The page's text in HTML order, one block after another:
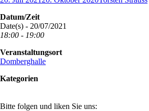
Datum/Zeit
Date(s) - 20/07/2021
18:00 - 19:00
Veranstaltungsort
Domberghalle
Kategorien
Bitte folgen und liken Sie uns: